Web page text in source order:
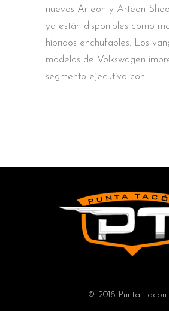
nuevos Arteon y Arteon
ya están disponibles como
híbridos enchufables. Los
modelos de Volkswagen
segmento ejecutivo con
© 2018 Punta Tacon